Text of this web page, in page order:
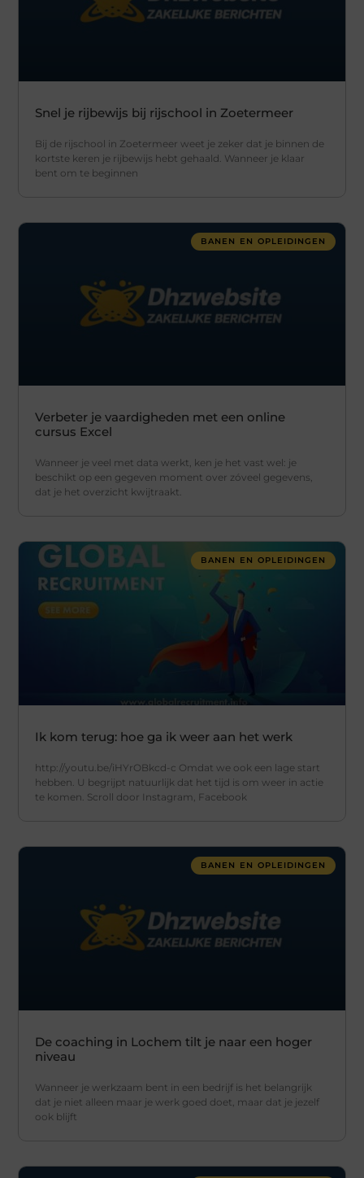
Snel je rijbewijs bij rijschool in Zoetermeer
Bij de rijschool in Zoetermeer weet je zeker dat je binnen de
kortste keren je rijbewijs hebt gehaald. Wanneer je klaar
bent om te beginnen
BANEN EN OPLEIDINGEN
Verbeter je vaardigheden met een online
cursus Excel
Wanneer je veel met data werkt, ken je het vast wel: je
beschikt op een gegeven moment over zóveel gegevens,
dat je het overzicht kwijtraakt.
BANEN EN OPLEIDINGEN
Ik kom terug: hoe ga ik weer aan het werk
http://youtu.be/iHYrOBkcd-c Omdat we ook een lage start
hebben. U begrijpt natuurlijk dat het tijd is om weer in actie
te komen. Scroll door Instagram, Facebook
BANEN EN OPLEIDINGEN
De coaching in Lochem tilt je naar een hoger
niveau
Wanneer je werkzaam bent in een bedrijf is het belangrijk
dat je niet alleen maar je werk goed doet, maar dat je jezelf
ook blijft